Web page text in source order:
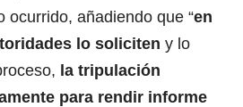
ocurrido, añadiendo que “en
lo soliciten y lo
la tripulación
para rendir informe